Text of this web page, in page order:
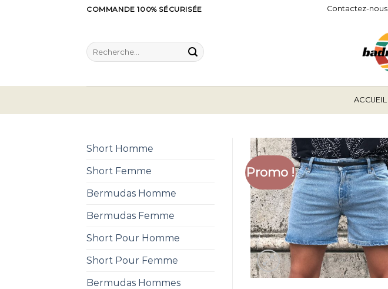
COMMANDE 100% SÉCURISÉE Contactez-nous
Recherche
pour :
ACCUEIL
Short Homme
Short Femme
Bermudas Homme
Bermudas Femme
Short Pour Homme
Short Pour Femme
Bermudas Hommes
Promo !